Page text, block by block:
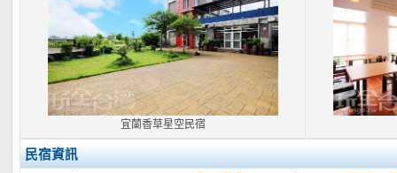
宜蘭香草星空民宿
民宿資訊